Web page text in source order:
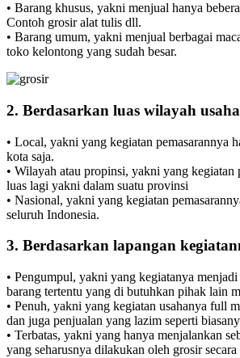
• Barang khusus, yakni menjual hanya
Contoh grosir alat tulis dll.
• Barang umum, yakni menjual berbagai
toko kelontong yang sudah besar.
2. Berdasarkan luas wilayah usaha
• Local, yakni yang kegiatan pemasarannya
kota saja.
• Wilayah atau propinsi, yakni yang kegiatan
luas lagi yakni dalam suatu provinsi
• Nasional, yakni yang kegiatan
seluruh Indonesia.
3. Berdasarkan lapangan
• Pengumpul, yakni yang kegiatanya
barang tertentu yang di butuhkan pihak lain
• Penuh, yakni yang kegiatan usahanya full
dan juga penjualan yang lazim seperti
• Terbatas, yakni yang hanya menjalankan
yang seharusnya dilakukan oleh grosir secara